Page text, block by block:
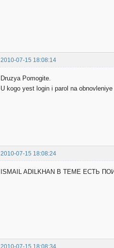
2010-07-15 18:08:14
Druzya Pomogite.
U kogo yest login i parol na
2010-07-15 18:08:24
ISMAIL ADILKHAN В ТЕМЕ ЕСТЬ
2010-07-15 18:08:34